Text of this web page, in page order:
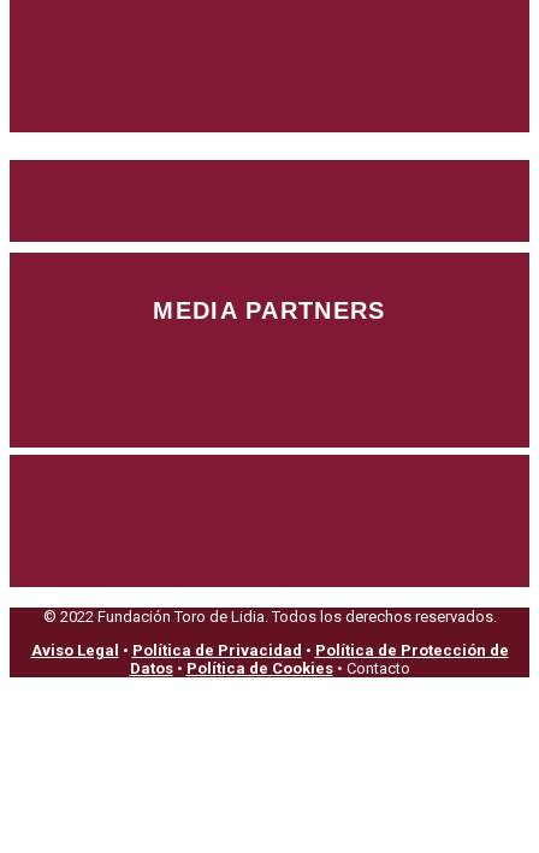
MEDIA PARTNERS
© 2022 Fundación Toro de Lidia. Todos los derechos reservados.
Aviso Legal • Política de Privacidad • Política de Protección de
Datos• Política de Cookies• Contacto